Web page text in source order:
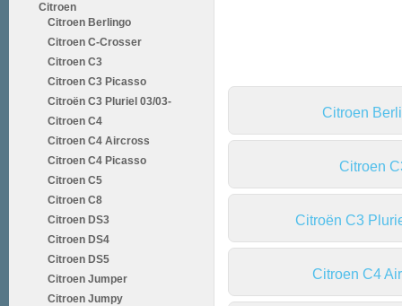
Citroen
Citroen Berlingo
Citroen C-Crosser
Citroen C3
Citroen C3 Picasso
Citroën C3 Pluriel 03/03-
Citroen C4
Citroen C4 Aircross
Citroen C4 Picasso
Citroen C5
Citroen C8
Citroen DS3
Citroen DS4
Citroen DS5
Citroen Jumper
Citroen Jumpy
Citroen
Citroen
Citroën C3
Citroen C4